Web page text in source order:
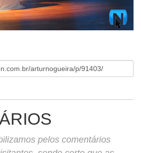
pelos comentários